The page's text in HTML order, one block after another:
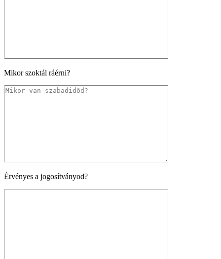
Mikor szoktál ráérni?
Érvényes a jogosítványod?